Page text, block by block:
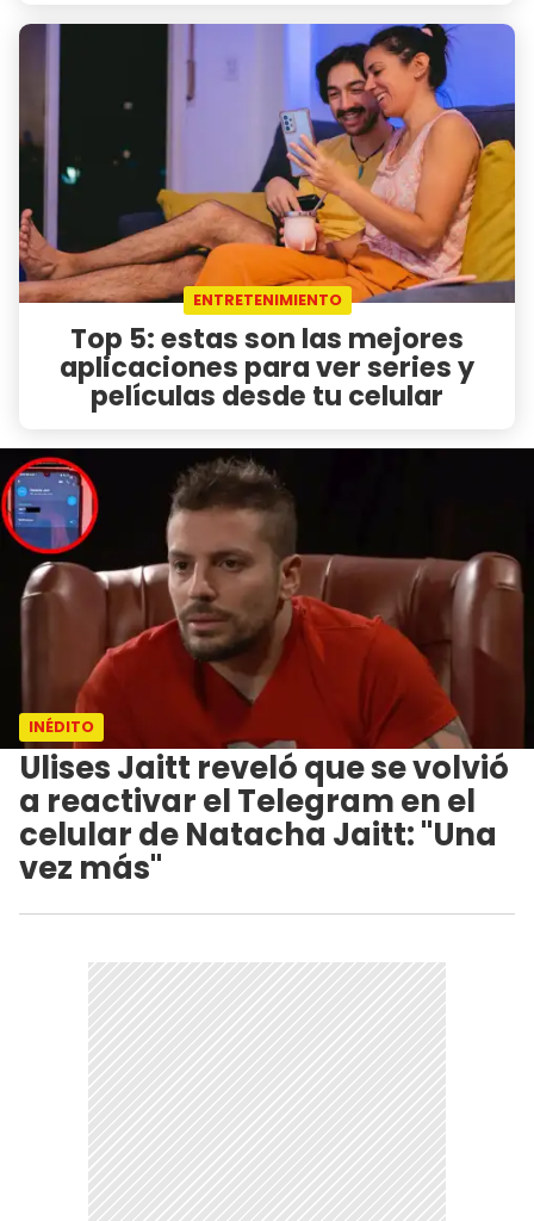
ENTRETENIMIENTO
Top 5: estas son las mejores
aplicaciones para ver series y
películas desde tu celular
INÉDITO
Ulises Jaitt reveló que se volvió
a reactivar el Telegram en el
celular de Natacha Jaitt: "Una
vez más"